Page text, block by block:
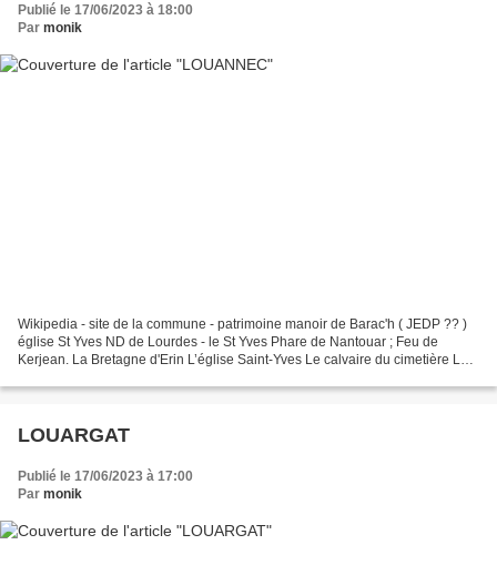
Publié le 17/06/2023 à 18:00
Par monik
Wikipedia - site de la commune - patrimoine manoir de Barac'h ( JEDP ?? )
église St Yves ND de Lourdes - le St Yves Phare de Nantouar ; Feu de
Kerjean. La Bretagne d'Erin L’église Saint-Yves Le calvaire du cimetière Le
LOUARGAT
Publié le 17/06/2023 à 17:00
Par monik